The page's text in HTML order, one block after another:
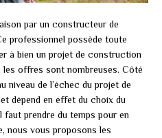
par un constructeur de
professionnel possède toute
à bien un projet de construction
offres sont nombreuses. Côté
niveau de l’échec du projet de
dépend en effet du choix du
prendre du temps pour en
nous vous proposons les